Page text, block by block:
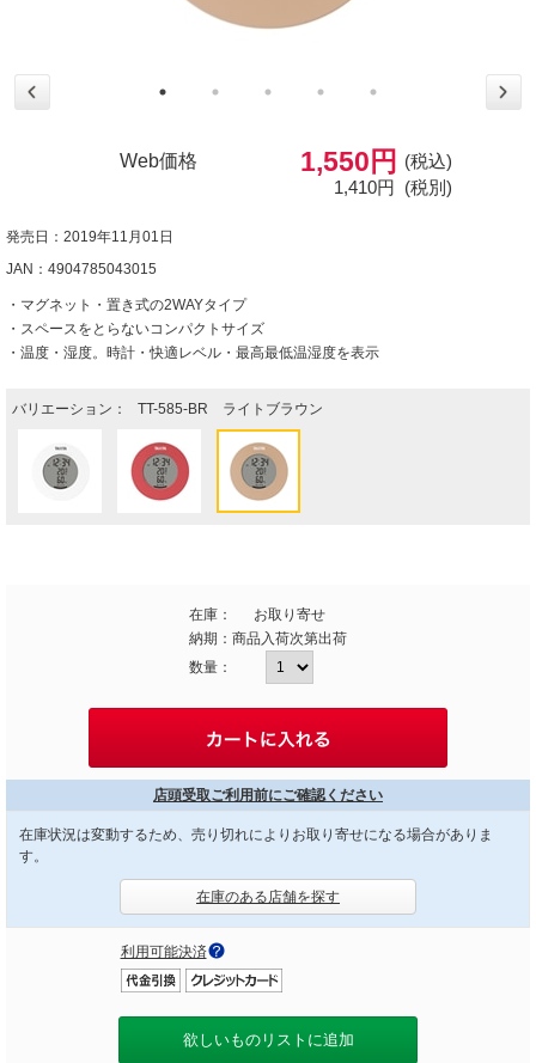
Web価格 1,550円
(税込)
1,410円 (税別)
発売日：2019年11月01日
JAN：4904785043015
・マグネット・置き式の2WAYタイプ
・スペースをとらないコンパクトサイズ
・温度・湿度。時計・快適レベル・最高最低温湿度を表示
バリエーション： TT-585-BR ライトブラウン
在庫：
お取り寄せ
納期： 商品入荷次第出荷
数量：
店頭受取ご利用前にご確認ください
在庫状況は変動するため、売り切れによりお取り寄せになる場合がありま
す。
在庫のある店舗を探す
利用可能決済
欲しいものリストに追加